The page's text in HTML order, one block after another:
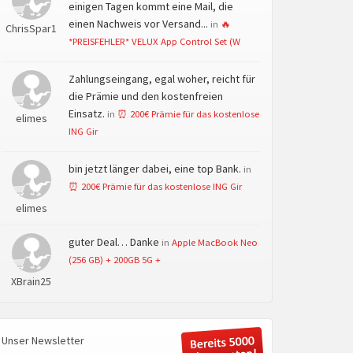
ChrisSpar1
einigen Tagen kommt eine Mail, die
einen Nachweis vor Versand... in 🔥
*PREISFEHLER* VELUX App Control Set (W
elimes
Zahlungseingang, egal woher, reicht für
die Prämie und den kostenfreien
Einsatz. in ⏰ 200€ Prämie für das kostenlose
ING Gir
elimes
bin jetzt länger dabei, eine top Bank. in
⏰ 200€ Prämie für das kostenlose ING Gir
XBrain25
guter Deal… Danke in Apple MacBook Neo
(256 GB) + 200GB 5G +
Unser Newsletter